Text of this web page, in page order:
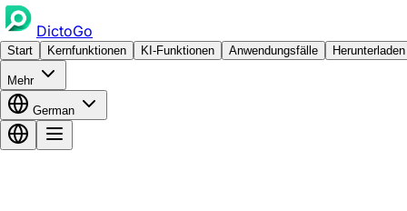
DictoGo
Start Kernfunktionen KI-Funktionen Anwendungsfälle Herunterladen
Mehr
German